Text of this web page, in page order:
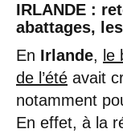
IRLANDE :
abattages,
En Irlande, le
de l’été avait
notamment
En effet, à la